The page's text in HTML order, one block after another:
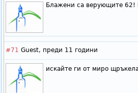
Блажени са верующите
#71 Guest, преди 11 години
искайте ги от миро